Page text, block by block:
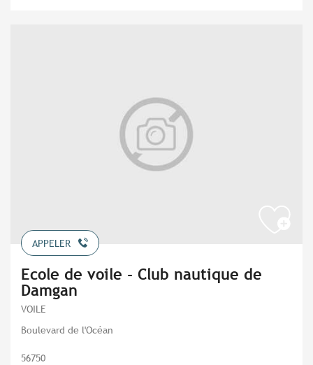
APPELER
Ecole de voile - Club nautique de
Damgan
VOILE
Boulevard de l'Océan
56750